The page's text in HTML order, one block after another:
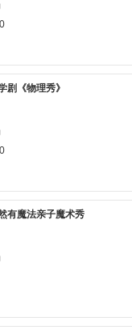
剧《物理秀》
魔法亲子魔术秀